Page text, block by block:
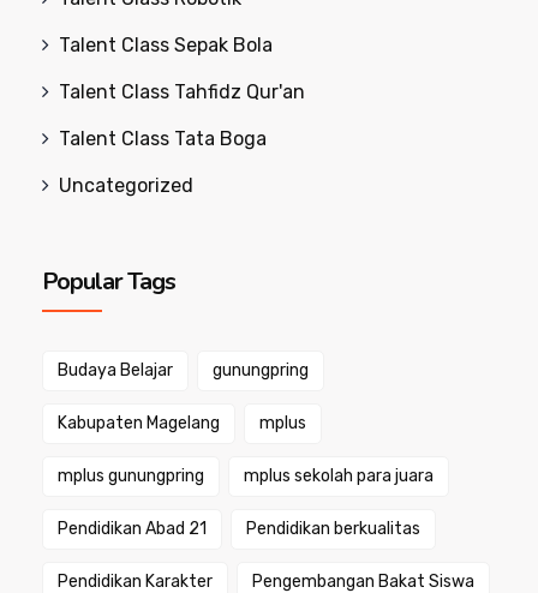
Talent Class Sepak Bola
Talent Class Tahfidz Qur'an
Talent Class Tata Boga
Uncategorized
Popular Tags
Budaya Belajar gunungpring
Kabupaten Magelang mplus
mplus gunungpring mplus sekolah para juara
Pendidikan Abad 21 Pendidikan berkualitas
Pendidikan Karakter Pengembangan Bakat Siswa